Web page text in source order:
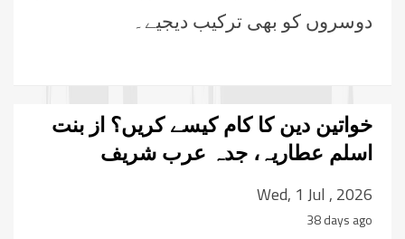
دوسروں کو بھی ترکیب دیجیے۔
خواتین دین کا کام کیسے کریں؟ از بنت
اسلم عطاریہ، جدہ عرب شریف
Wed, 1 Jul , 2026
38 days ago